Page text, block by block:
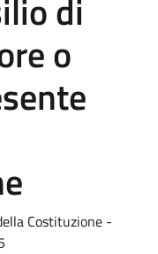
di
o
Costituzione -